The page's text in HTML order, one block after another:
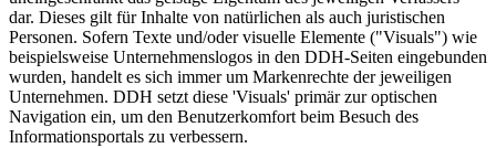
dar. Dieses gilt für Inhalte von natürlichen als auch juristischen
Personen. Sofern Texte und/oder visuelle Elemente ("Visuals") wie
beispielsweise Unternehmenslogos in den DDH-Seiten eingebunden
wurden, handelt es sich immer um Markenrechte der jeweiligen
Unternehmen. DDH setzt diese 'Visuals' primär zur optischen
Navigation ein, um den Benutzerkomfort beim Besuch des
Informationsportals zu verbessern.